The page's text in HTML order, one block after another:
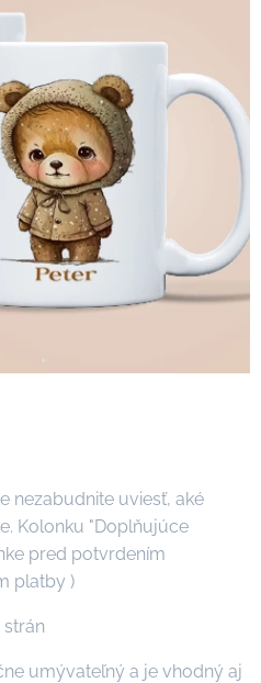
nezabudnite uviesť, aké
Kolonku "Doplňujúce
pred potvrdením
platby )
umývateľný a je vhodný aj